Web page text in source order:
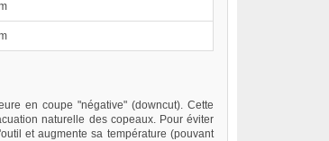
en coupe "négative" (downcut). Cette
naturelle des copeaux. Pour éviter
et augmente sa température (pouvant